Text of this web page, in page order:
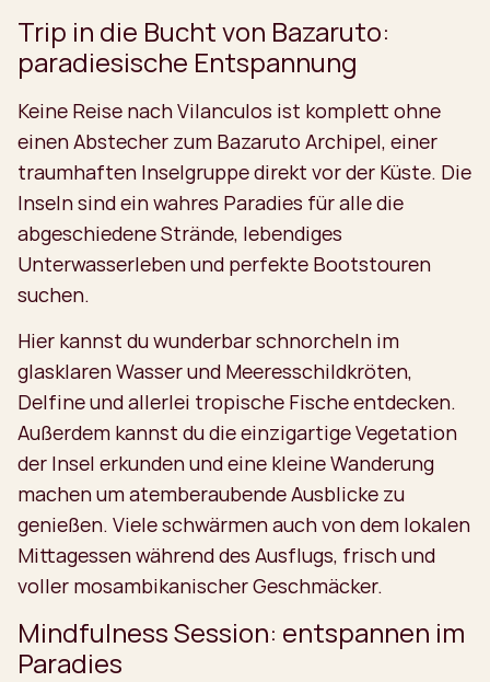
Trip in die Bucht von Bazaruto:
paradiesische Entspannung
Keine Reise nach Vilanculos ist komplett ohne
einen Abstecher zum Bazaruto Archipel, einer
traumhaften Inselgruppe direkt vor der Küste. Die
Inseln sind ein wahres Paradies für alle die
abgeschiedene Strände, lebendiges
Unterwasserleben und perfekte Bootstouren
suchen.
Hier kannst du wunderbar schnorcheln im
glasklaren Wasser und Meeresschildkröten,
Delfine und allerlei tropische Fische entdecken.
Außerdem kannst du die einzigartige Vegetation
der Insel erkunden und eine kleine Wanderung
machen um atemberaubende Ausblicke zu
genießen. Viele schwärmen auch von dem lokalen
Mittagessen während des Ausflugs, frisch und
voller mosambikanischer Geschmäcker.
Mindfulness Session: entspannen im
Paradies